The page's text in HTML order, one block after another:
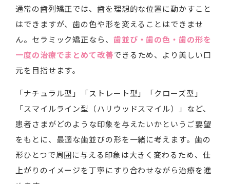
通常の歯列矯正では、歯を理想的な位置に動かすこと
はできますが、歯の色や形を変えることはできませ
ん。セラミック矯正なら、 歯並び・歯の色・歯の形を
一度の治療でまとめて改善できるため、より美しい口
元を目指せます。
「ナチュラル型」「ストレート型」「クローズ型」
「スマイルライン型（ハリウッドスマイル）」など、
患者さまがどのような印象を与えたいかというご要望
をもとに、最適な歯並びの形を一緒に考えます。歯の
形ひとつで周囲に与える印象は大きく変わるため、仕
上がりのイメージを丁寧にすり合わせながら治療を進